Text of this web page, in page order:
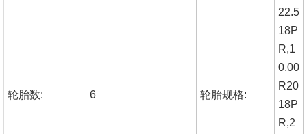
轮胎数: 6 轮胎规格:
22.5
18P
R,1
0.00
R20
18P
R,2